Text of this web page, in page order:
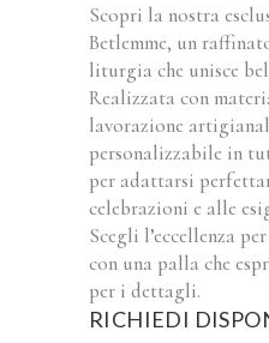
Scopri la nostra
Betlemme, un
liturgia che unisce
Realizzata con
lavorazione
personalizzabile in
per adattarsi
celebrazioni e alle
Scegli l’eccellenza
con una palla che
per i dettagli.
RICHIEDI